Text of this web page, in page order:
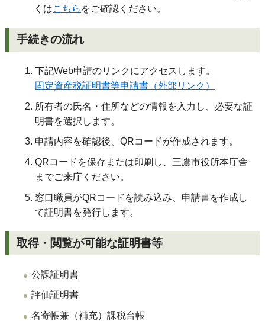
くはこちら をご確認ください。
手続きの流れ
下記Web申請のリンクにアクセスします。
固定資産税証明書等申請書（外部リンク）
所有者の氏名・住所などの情報を入力し、必要な証
明書を選択します。
申請内容を確認後、QRコードが作成されます。
QRコードを保存または印刷し、三鷹市役所本庁舎
までご来庁ください。
窓口職員がQRコードを読み込み、申請書を作成し
て証明書を発行します。
取得・閲覧が可能な証明書等
公課証明書
評価証明書
名寄帳兼（補充）課税台帳